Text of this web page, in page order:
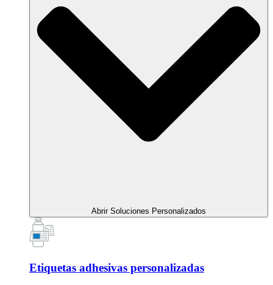
Abrir Soluciones Personalizados
Etiquetas adhesivas personalizadas